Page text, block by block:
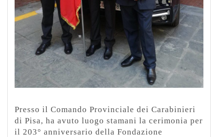
Presso il Comando Provinciale dei Carabinieri
di Pisa, ha avuto luogo stamani la cerimonia per
il 203° anniversario della Fondazione